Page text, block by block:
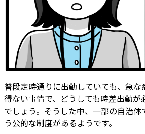
普段定時通りに出勤していても、急
得ない事情で、どうしても時差出勤が
でしょう。そうした中、一部の自治
う公的な制度があるようです。